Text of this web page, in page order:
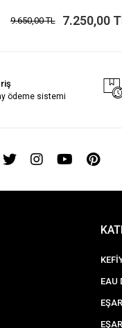
9.650,00 TL 7.250,00
ödeme sistemi
EAU